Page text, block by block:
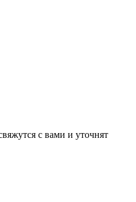
с вами и уточнят